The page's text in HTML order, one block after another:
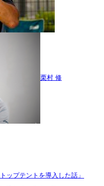
栗村 修
ップテントを導入した話」